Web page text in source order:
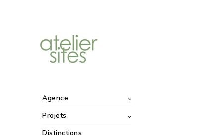
Agence
Projets
Distinctions